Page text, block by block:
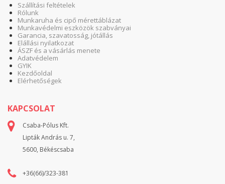
Szállítási feltételek
Rólunk
Munkaruha és cipő mérettáblázat
Munkavédelmi eszközök szabványai
Garancia, szavatosság, jótállás
Elállási nyilatkozat
ÁSZF és a vásárlás menete
Adatvédelem
GYIK
Kezdőoldal
Elérhetőségek
KAPCSOLAT
Csaba-Pólus Kft.
Lipták András u. 7,
5600, Békéscsaba
+36(66)/323-381